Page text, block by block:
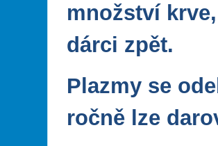
množství
dárci zpět.
Plazmy se
ročně lze